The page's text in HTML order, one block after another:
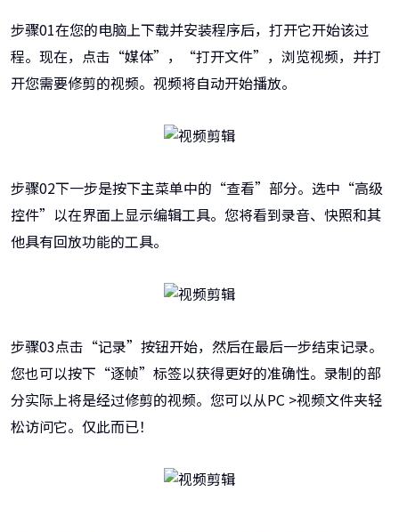
步骤01在您的电脑上下载并安装程序后，打开它开始该过
程。现在，点击“媒体”，“打开文件”，浏览视频，并打
开您需要修剪的视频。视频将自动开始播放。
步骤02下一步是按下主菜单中的“查看”部分。选中“高级
控件”以在界面上显示编辑工具。您将看到录音、快照和其
他具有回放功能的工具。
步骤03点击“记录”按钮开始，然后在最后一步结束记录。
您也可以按下“逐帧”标签以获得更好的准确性。录制的部
分实际上将是经过修剪的视频。您可以从PC >视频文件夹轻
松访问它。仅此而已！